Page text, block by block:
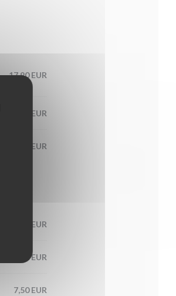
17,90 EUR
23,00 EUR
23,50 EUR
7,00 EUR
7,50 EUR
7,50 EUR